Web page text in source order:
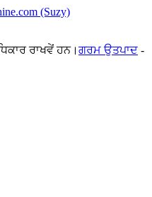
(Suzy)
ਰਾਖਵੇਂ ਹਨ। ਗਰਮ ਉਤਪਾਦ -